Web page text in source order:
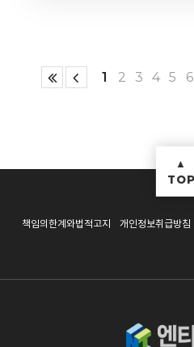
1 2 3 4 5 6
책임의한계와법적고지 개인정보취급방침
▲
TOP